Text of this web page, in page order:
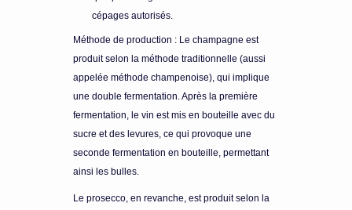
cépages autorisés.
Méthode de production : Le champagne est
produit selon la méthode traditionnelle (aussi
appelée méthode champenoise), qui implique
une double fermentation.Après la première
fermentation, le vin est mis en bouteille avec du
sucre et des levures, ce qui provoque une
seconde fermentation en bouteille, permettant
ainsi les bulles.
Le prosecco, en revanche, est produit selon la